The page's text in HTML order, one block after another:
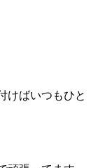
けばいつもひと